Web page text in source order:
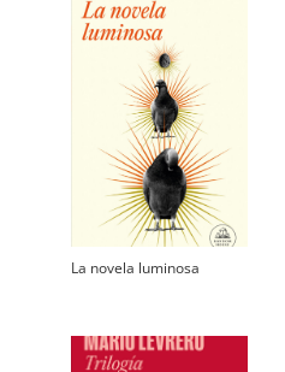
La novela luminosa